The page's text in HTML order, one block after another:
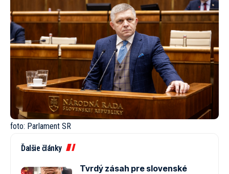
foto: Parlament SR
Ďalšie články
Tvrdý zásah pre slovenské